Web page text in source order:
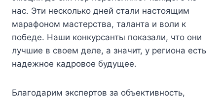
нас. Эти несколько дней стали настоящим
марафоном мастерства, таланта и воли к
победе. Наши конкурсанты показали, что они
лучшие в своем деле, а значит, у региона есть
надежное кадровое будущее.
Благодарим экспертов за объективность,